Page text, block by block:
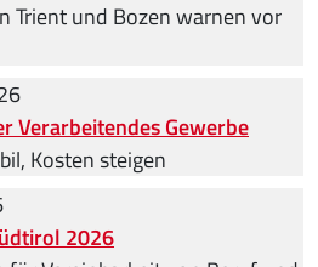
Trient und Bozen warnen vor
Verarbeitendes Gewerbe
Kosten steigen
2026